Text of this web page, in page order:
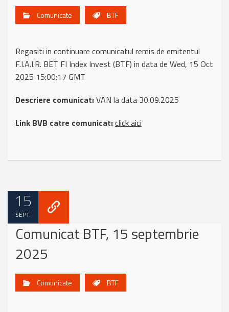
Comunicate BTF
Regasiti in continuare comunicatul remis de emitentul
F.I.A.I.R. BET FI Index Invest (BTF) in data de Wed, 15 Oct
2025 15:00:17 GMT
Descriere comunicat:VAN la data 30.09.2025
Link BVB catre comunicat:click aici
15
SEPT.
Comunicat BTF, 15 septembrie
2025
Comunicate BTF